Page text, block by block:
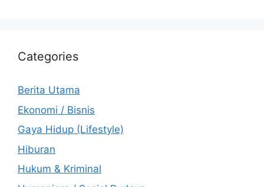
Categories
Berita Utama
Ekonomi / Bisnis
Gaya Hidup (Lifestyle)
Hiburan
Hukum & Kriminal